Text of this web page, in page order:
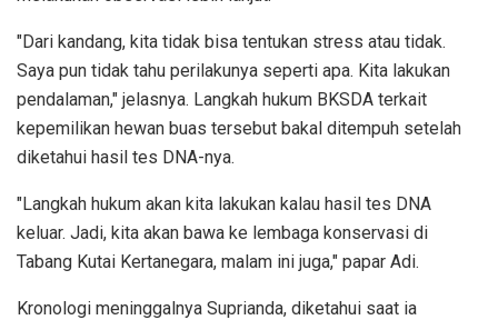
"Dari kandang, kita tidak bisa tentukan stress atau tidak.
Saya pun tidak tahu perilakunya seperti apa. Kita lakukan
pendalaman," jelasnya. Langkah hukum BKSDA terkait
kepemilikan hewan buas tersebut bakal ditempuh setelah
diketahui hasil tes DNA-nya.
"Langkah hukum akan kita lakukan kalau hasil tes DNA
keluar. Jadi, kita akan bawa ke lembaga konservasi di
Tabang Kutai Kertanegara, malam ini juga," papar Adi.
Kronologi meninggalnya Suprianda, diketahui saat ia